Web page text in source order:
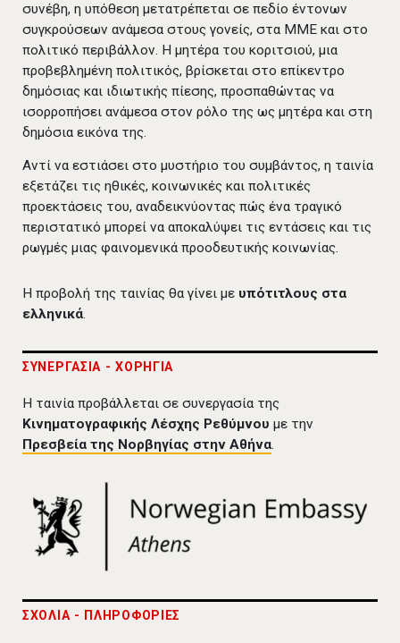
συνέβη, η υπόθεση μετατρέπεται σε πεδίο έντονων
συγκρούσεων ανάμεσα στους γονείς, στα ΜΜΕ και στο
πολιτικό περιβάλλον. Η μητέρα του κοριτσιού, μια
προβεβλημένη πολιτικός, βρίσκεται στο επίκεντρο
δημόσιας και ιδιωτικής πίεσης, προσπαθώντας να
ισορροπήσει ανάμεσα στον ρόλο της ως μητέρα και στη
δημόσια εικόνα της.
Αντί να εστιάσει στο μυστήριο του συμβάντος, η ταινία
εξετάζει τις ηθικές, κοινωνικές και πολιτικές
προεκτάσεις του, αναδεικνύοντας πώς ένα τραγικό
περιστατικό μπορεί να αποκαλύψει τις εντάσεις και τις
ρωγμές μιας φαινομενικά προοδευτικής κοινωνίας.
Η προβολή της ταινίας θα γίνει με υπότιτλους στα
ελληνικά.
ΣΥΝΕΡΓΑΣΙΑ - ΧΟΡΗΓΙΑ
Η ταινία προβάλλεται σε συνεργασία της
Κινηματογραφικής Λέσχης Ρεθύμνου με την
Πρεσβεία της Νορβηγίας στην Αθήνα.
ΣΧΟΛΙΑ - ΠΛΗΡΟΦΟΡΙΕΣ